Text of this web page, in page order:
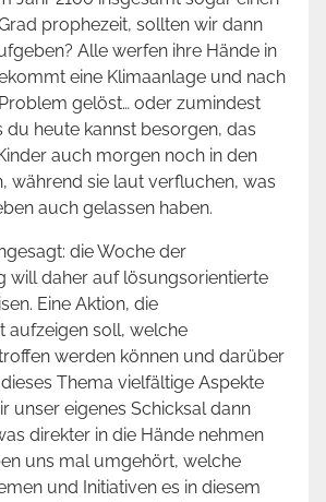
prophezeit, sollten wir dann
Alle werfen ihre Hände in
eine Klimaanlage und nach
gelöst… oder zumindest
heute kannst besorgen, das
auch morgen noch in den
während sie laut verfluchen, was
auch gelassen haben.
die Woche der
will daher auf lösungsorientierte
Eine Aktion, die
aufzeigen soll, welche
werden können und darüber
Thema vielfältige Aspekte
unser eigenes Schicksal dann
direkter in die Hände nehmen
uns mal umgehört, welche
und Initiativen es in diesem